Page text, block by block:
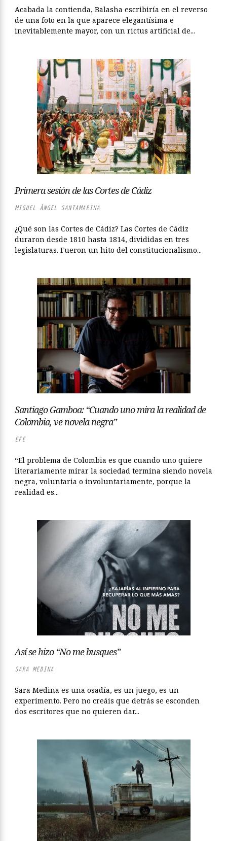
Acabada la contienda, Balasha escribiría en el reverso
de una foto en la que aparece elegantísima e
inevitablemente mayor, con un rictus artificial de...
Primera sesión de las Cortes de Cádiz
MIGUEL ÁNGEL SANTAMARINA
¿Qué son las Cortes de Cádiz? Las Cortes de Cádiz
duraron desde 1810 hasta 1814, divididas en tres
legislaturas. Fueron un hito del constitucionalismo...
Santiago Gamboa: “Cuando uno mira la realidad de
Colombia, ve novela negra”
EFE
“El problema de Colombia es que cuando uno quiere
literariamente mirar la sociedad termina siendo novela
negra, voluntaria o involuntariamente, porque la
realidad es...
Así se hizo “No me busques”
SARA MEDINA
Sara Medina es una osadía, es un juego, es un
experimento. Pero no creáis que detrás se esconden
dos escritores que no quieren dar...